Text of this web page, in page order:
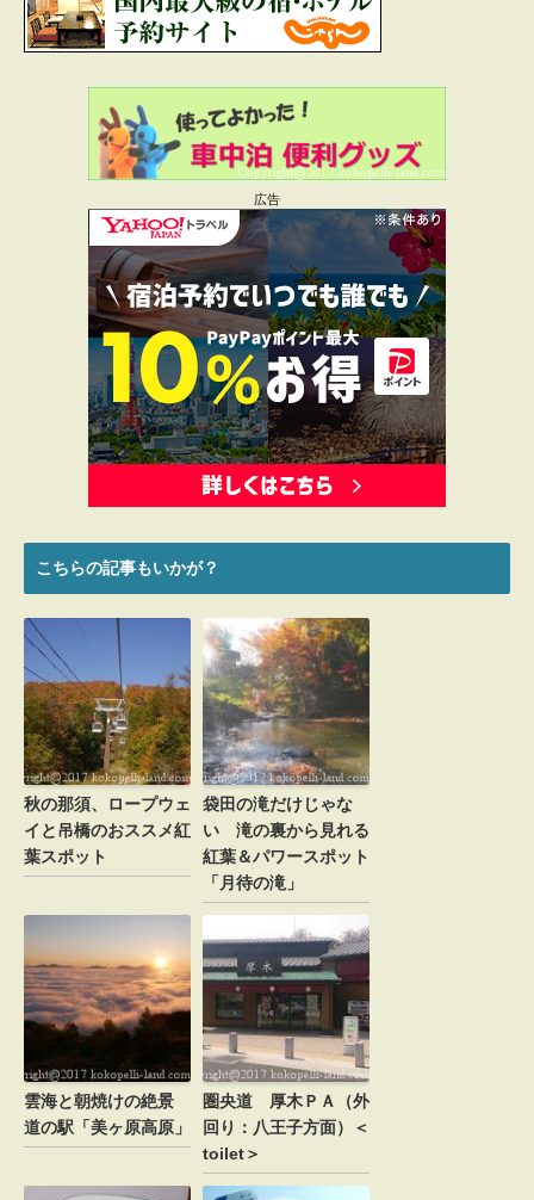
*が付いている欄は必須項目です
コメント
名前*
メール*
新規投稿の通知をメールで受け取る場合、ここを
広告
こちらの記事もいかが？
秋の那須、ロープウェ
イと吊橋のおススメ紅
葉スポット
袋田の滝だけじゃな
い 滝の裏から見れる
紅葉＆パワースポット
「月待の滝」
雲海と朝焼けの絶景
道の駅「美ヶ原高原」
圏央道 厚木ＰＡ（外
回り：八王子方面）＜
toilet＞